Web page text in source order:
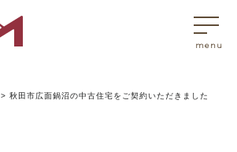
>秋田市広面鍋沼の中古住宅をご契約いただきました